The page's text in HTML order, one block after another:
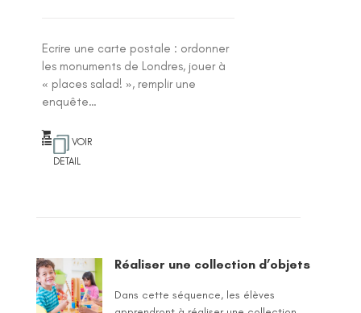
Ecrire une carte postale : ordonner
les monuments de Londres, jouer à
« places salad! », remplir une
enquête…
VOIR
DETAIL
Réaliser une collection d’objets
Dans cette séquence, les élèves